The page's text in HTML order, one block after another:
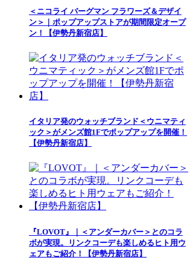
＜ニコライ バーグマン フラワーズ＆デザイ
ン＞｜ポップアップストアが期間限定オープ
ン！【伊勢丹新宿店】
イタリア発のウォッチブランド＜ウニマティ
ック＞がメンズ館1Fでポップアップを開催！
【伊勢丹新宿店】
『LOVOT』｜＜アンダーカバー＞とのコラ
ボが実現。リンクコーデも楽しめるヒト用ウ
ェアもご紹介！【伊勢丹新宿店】